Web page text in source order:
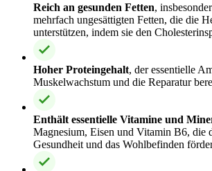
Reich an gesunden Fetten,
mehrfach ungesättigten Fetten, die die
unterstützen, indem sie den
Hoher Proteingehalt, der essentielle
Muskelwachstum und die Reparatur
Enthält essentielle Vitamine und
Magnesium, Eisen und Vitamin B6, die
Gesundheit und das Wohlbefinden